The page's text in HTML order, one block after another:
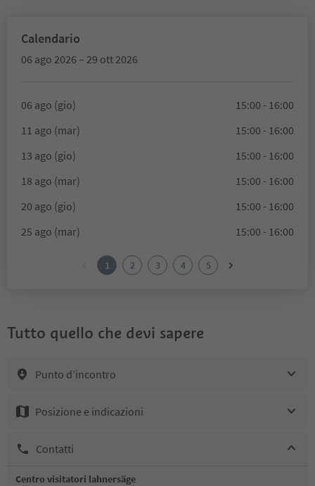
Calendario
06 ago 2026 – 29 ott 2026
06 ago (gio)
15:00 - 16:00
11 ago (mar)
15:00 - 16:00
13 ago (gio)
15:00 - 16:00
18 ago (mar)
15:00 - 16:00
20 ago (gio)
15:00 - 16:00
25 ago (mar)
15:00 - 16:00
1 2 3 4 5
Tutto quello che devi sapere
Punto d’incontro
Posizione e indicazioni
Contatti
Centro visitatori lahnersäge